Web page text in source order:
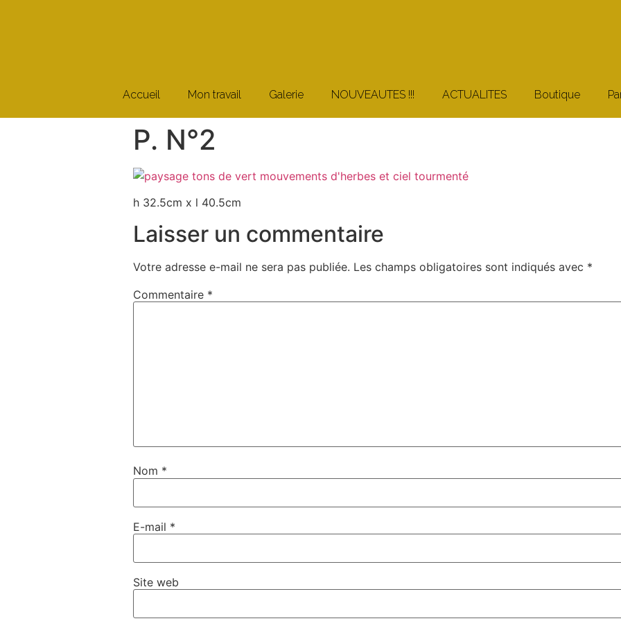
Accueil Mon travail Galerie NOUVEAUTES !!! ACTUALITES Boutique
P. N°2
h 32.5cm x l 40.5cm
Laisser un commentaire
Votre adresse e-mail ne sera pas publiée. Les champs obligatoires sont indiqués avec *
Commentaire *
Nom *
E-mail *
Site web